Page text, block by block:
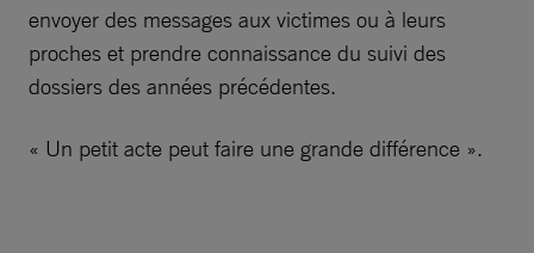
envoyer des messages aux victimes ou à leurs
proches et prendre connaissance du suivi des
dossiers des années précédentes.
« Un petit acte peut faire une grande différence ».